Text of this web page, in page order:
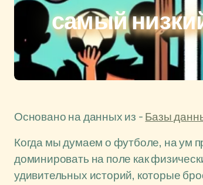
самый
Основано на данных из -Базы
Когда мы думаем о футболе, на ум
доминировать на поле как
удивительных историй, которые